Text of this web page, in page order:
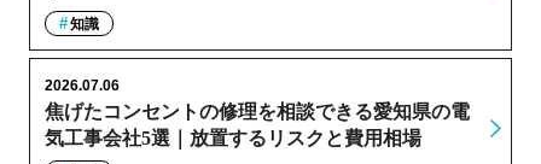
知識
焦げたコンセントの修理を相談できる愛知県の電
気工事会社5選｜放置するリスクと費用相場
2026.07.06